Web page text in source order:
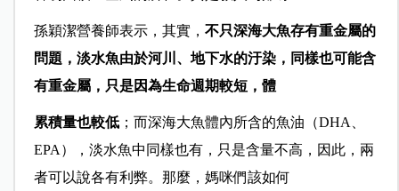
孫穎潔營養師表示，其實， 不只深海大魚存有重金屬的
問題，淡水魚由於河川、地下水的汙染，同樣也可能含
有重金屬，只是因為生命週期較短，體
累積量也較低；而深海大魚體內所含的魚油（DHA、
EPA），淡水魚中同樣也有，只是含量不高，因此，兩
者可以說各有利弊。那麼，媽咪們該如何